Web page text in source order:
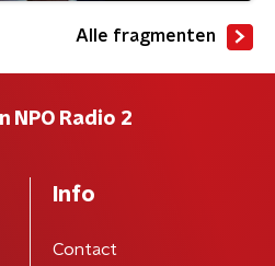
Alle fragmenten
NPO Radio 2
Info
Contact